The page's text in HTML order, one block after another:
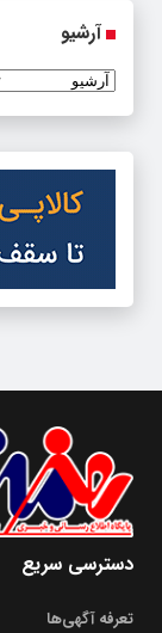
آرشیو
دسترسی سریع
تعرفه آگهی‌ها